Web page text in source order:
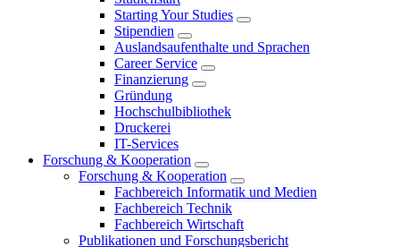
Starting Your Studies
Stipendien
Auslandsaufenthalte und Sprachen
Career Service
Finanzierung
Gründung
Hochschulbibliothek
Druckerei
IT-Services
Forschung & Kooperation
Forschung & Kooperation
Fachbereich Informatik und Medien
Fachbereich Technik
Fachbereich Wirtschaft
Publikationen und Forschungsbericht